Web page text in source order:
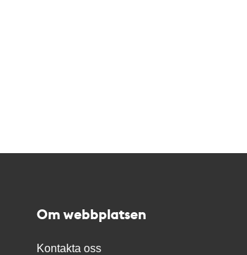
Om webbplatsen
Kontakta oss